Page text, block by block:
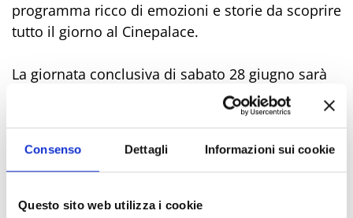
Consenso Dettagli Informazioni sui cookie
Questo sito web utilizza i cookie
programma ricco di emozioni e storie da scoprire
tutto il giorno al Cinepalace.
La giornata conclusiva di sabato 28 giugno sarà
dedicata alla conferenza stampa finale e alla
celebrazione della straordinaria settimana
promette emozioni e sorprese.
Ingresso libero previa registrazione online: